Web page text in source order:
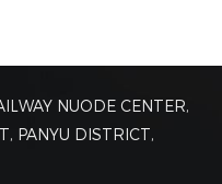
NUODE CENTER,
PANYU DISTRICT,